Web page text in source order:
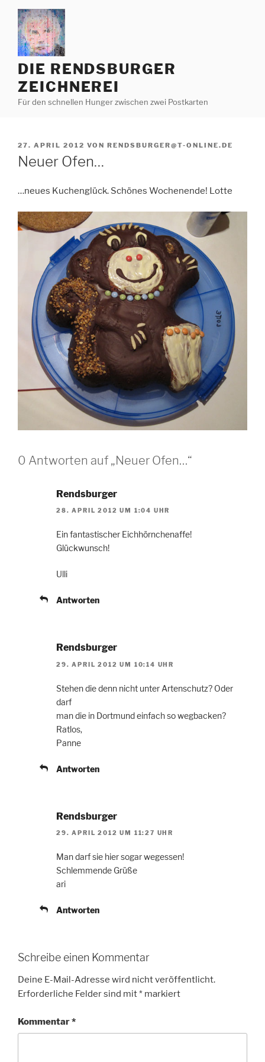
Zum
Inhalt
springen
DIE RENDSBURGER
ZEICHNEREI
Für den schnellen Hunger zwischen zwei Postkarten
VERÖFFENTLICHT
AM
27. APRIL 2012 VON RENDSBURGER@T-ONLINE.DE
Neuer Ofen…
…neues Kuchenglück. Schönes Wochenende! Lotte
0 Antworten auf „Neuer Ofen…“
Rendsburger
28. APRIL 2012 UM 1:04 UHR
Ein fantastischer Eichhörnchenaffe!
Glückwunsch!
Ulli
Antworten
Rendsburger
29. APRIL 2012 UM 10:14 UHR
Stehen die denn nicht unter Artenschutz? Oder
darf
man die in Dortmund einfach so wegbacken?
Ratlos,
Panne
Antworten
Rendsburger
29. APRIL 2012 UM 11:27 UHR
Man darf sie hier sogar wegessen!
Schlemmende Grüße
ari
Antworten
Schreibe einen Kommentar
Deine E-Mail-Adresse wird nicht veröffentlicht.
Erforderliche Felder sind mit* markiert
Kommentar*